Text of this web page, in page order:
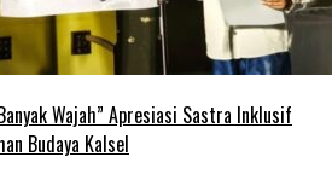
Wajah” Apresiasi Sastra Inklusif
Budaya Kalsel